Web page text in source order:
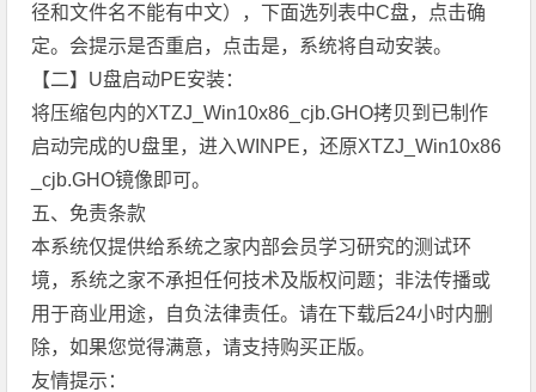
径和文件名不能有中文），下面选列表中C盘，点击确
定。会提示是否重启，点击是，系统将自动安装。
【二】U盘启动PE安装：
将压缩包内的XTZJ_Win10x86_cjb.GHO拷贝到已制作
启动完成的U盘里，进入WINPE，还原XTZJ_Win10x86
_cjb.GHO镜像即可。
五、免责条款
本系统仅提供给系统之家内部会员学习研究的测试环
境，系统之家不承担任何技术及版权问题；非法传播或
用于商业用途，自负法律责任。请在下载后24小时内删
除，如果您觉得满意，请支持购买正版。
友情提示：